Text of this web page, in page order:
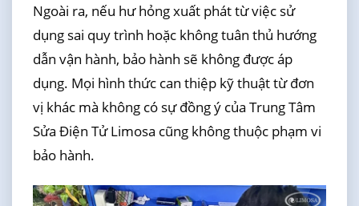
Ngoài ra, nếu hư hỏng xuất phát từ việc sử
dụng sai quy trình hoặc không tuân thủ hướng
dẫn vận hành, bảo hành sẽ không được áp
dụng. Mọi hình thức can thiệp kỹ thuật từ đơn
vị khác mà không có sự đồng ý của Trung Tâm
Sửa Điện Tử Limosa cũng không thuộc phạm vi
bảo hành.